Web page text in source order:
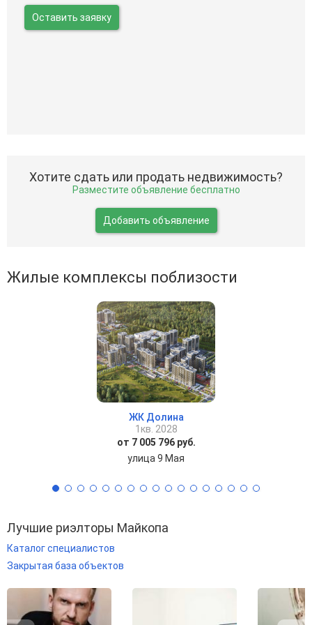
Оставить заявку
Хотите сдать или продать недвижимость?
Разместите объявление бесплатно
Добавить объявление
Жилые комплексы поблизости
ЖК Долина
1кв. 2028
от 7 005 796 руб.
улица 9 Мая
Лучшие риэлторы Майкопа
Каталог специалистов
Закрытая база объектов